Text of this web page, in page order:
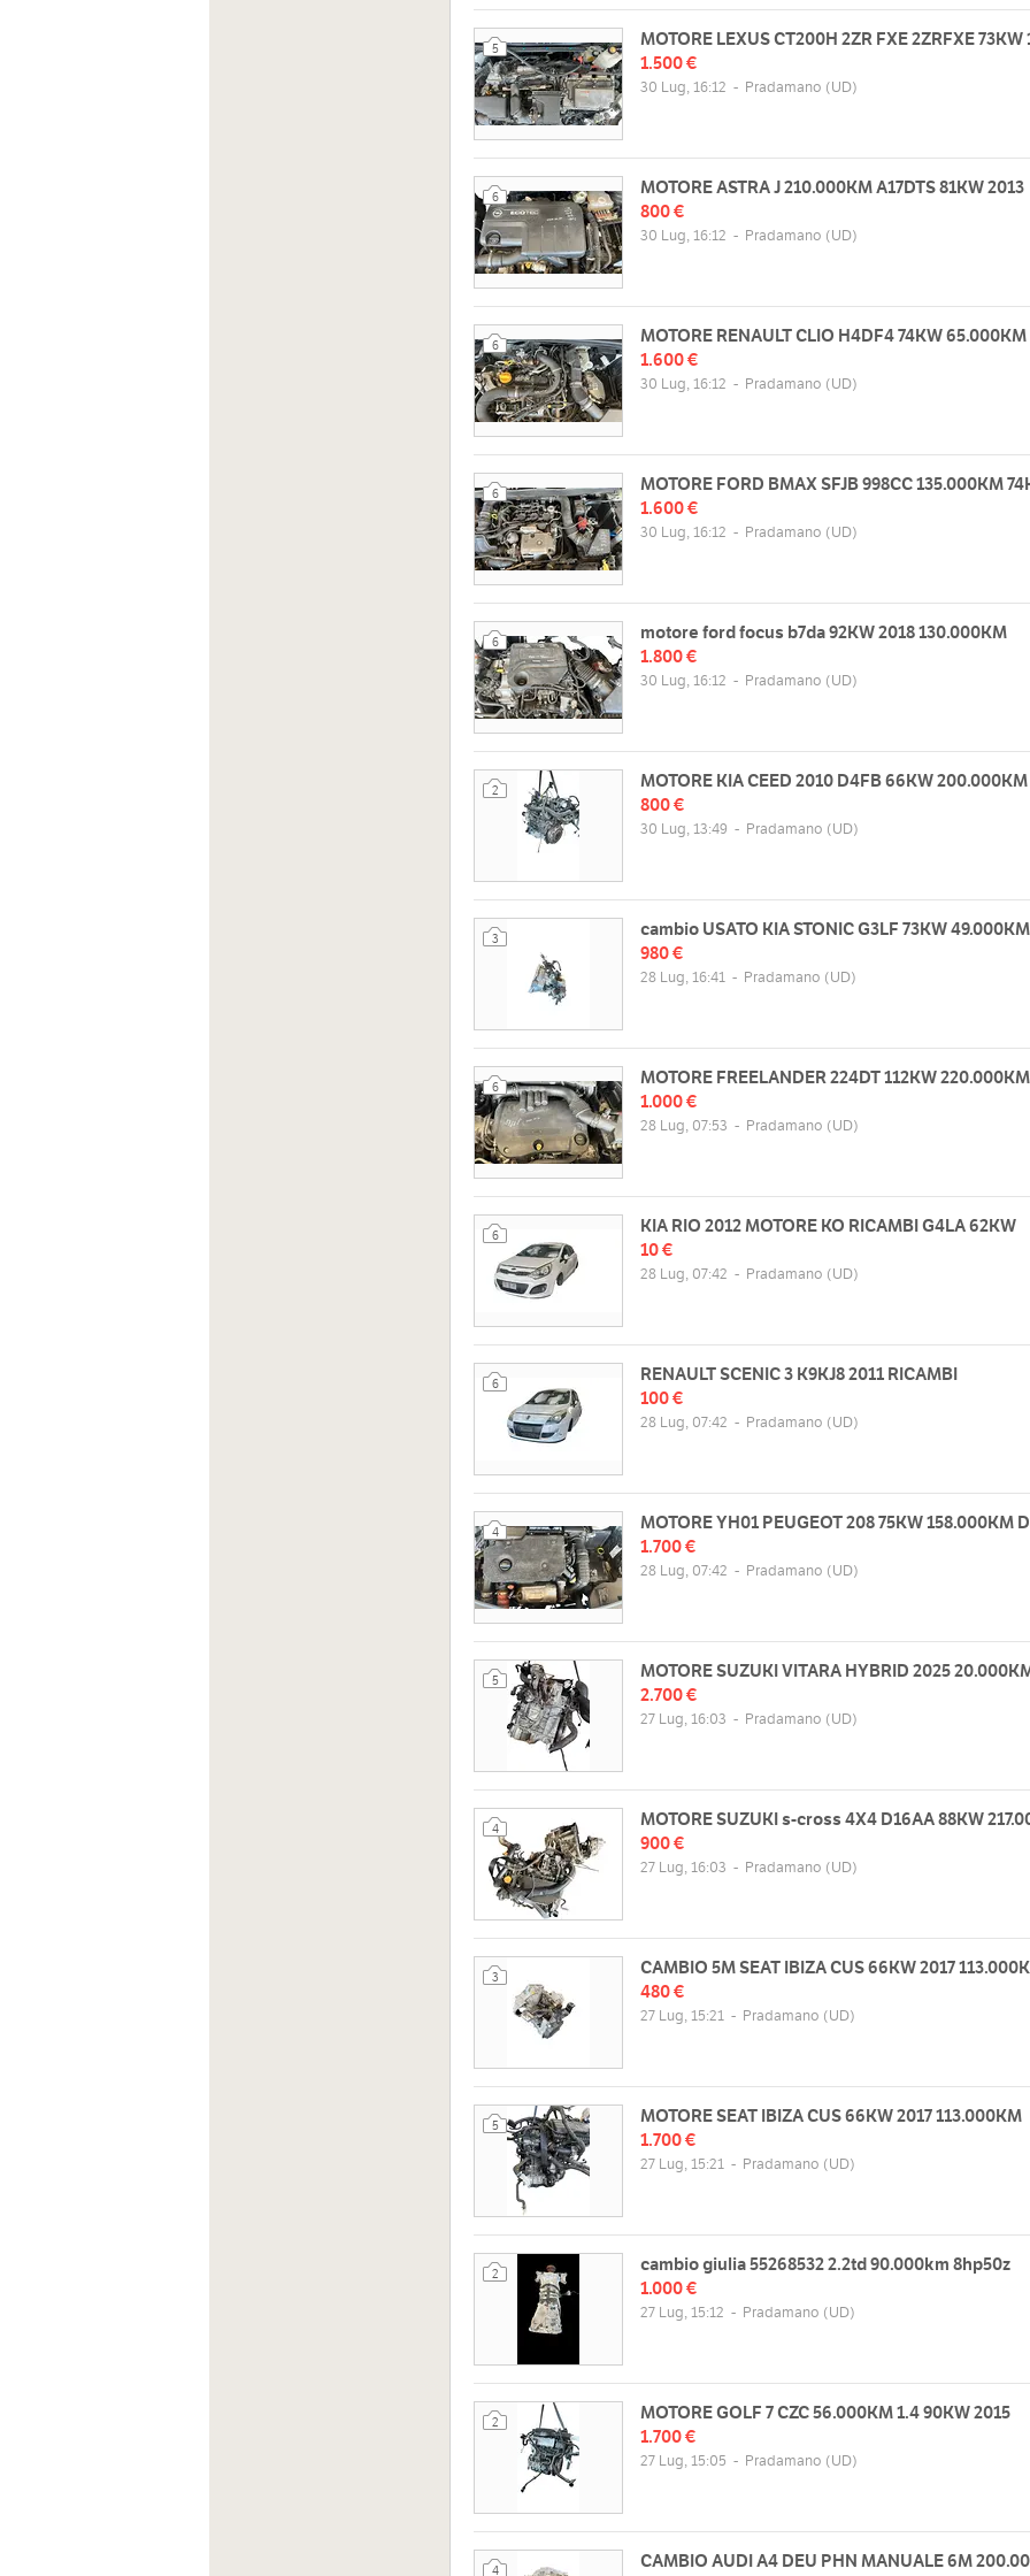
5
MOTORE LEXUS CT200H 2ZR FXE 2ZRFXE
1.500 €
30 Lug, 16:12 - Pradamano (UD)
6
MOTORE ASTRA J 210.000KM A17DTS 81KW 2013
800 €
30 Lug, 16:12 - Pradamano (UD)
6
MOTORE RENAULT CLIO H4DF4 74KW 65.000KM
1.600 €
30 Lug, 16:12 - Pradamano (UD)
6
MOTORE FORD BMAX SFJB 998CC 135.000KM
1.600 €
30 Lug, 16:12 - Pradamano (UD)
6
motore ford focus b7da 92KW 2018 130.000KM
1.800 €
30 Lug, 16:12 - Pradamano (UD)
2
MOTORE KIA CEED 2010 D4FB 66KW 200.000KM
800 €
30 Lug, 13:49 - Pradamano (UD)
3
cambio USATO KIA STONIC G3LF 73KW
980 €
28 Lug, 16:41 - Pradamano (UD)
6
MOTORE FREELANDER 224DT 112KW
1.000 €
28 Lug, 07:53 - Pradamano (UD)
6
KIA RIO 2012 MOTORE KO RICAMBI G4LA 62KW
10 €
28 Lug, 07:42 - Pradamano (UD)
6
RENAULT SCENIC 3 K9KJ8 2011 RICAMBI
100 €
28 Lug, 07:42 - Pradamano (UD)
4
MOTORE YH01 PEUGEOT 208 75KW 158.000KM
1.700 €
28 Lug, 07:42 - Pradamano (UD)
5
MOTORE SUZUKI VITARA HYBRID 2025
2.700 €
27 Lug, 16:03 - Pradamano (UD)
4
MOTORE SUZUKI s-cross 4X4 D16AA 88KW
900 €
27 Lug, 16:03 - Pradamano (UD)
3
CAMBIO 5M SEAT IBIZA CUS 66KW 2017
480 €
27 Lug, 15:21 - Pradamano (UD)
5
MOTORE SEAT IBIZA CUS 66KW 2017 113.000KM
1.700 €
27 Lug, 15:21 - Pradamano (UD)
2
cambio giulia 55268532 2.2td 90.000km 8hp50z
1.000 €
27 Lug, 15:12 - Pradamano (UD)
2
MOTORE GOLF 7 CZC 56.000KM 1.4 90KW 2015
1.700 €
27 Lug, 15:05 - Pradamano (UD)
4
CAMBIO AUDI A4 DEU PHN MANUALE 6M